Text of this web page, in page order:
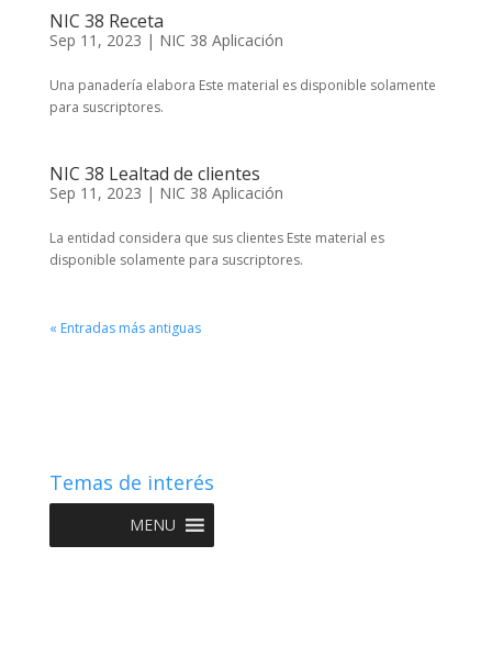
NIC 38 Receta
Sep 11, 2023 | NIC 38 Aplicación
Una panadería elabora Este material es disponible solamente
para suscriptores.
NIC 38 Lealtad de clientes
Sep 11, 2023 | NIC 38 Aplicación
La entidad considera que sus clientes Este material es
disponible solamente para suscriptores.
« Entradas más antiguas
Temas de interés
MENU